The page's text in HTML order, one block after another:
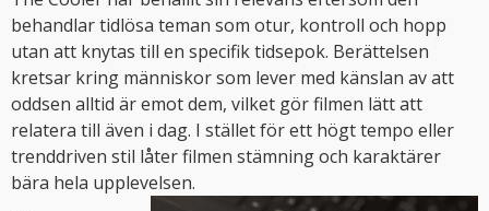
behandlar tidlösa teman som otur, kontroll och hopp
utan att knytas till en specifik tidsepok. Berättelsen
kretsar kring människor som lever med känslan av att
oddsen alltid är emot dem, vilket gör filmen lätt att
relatera till även i dag. I stället för ett högt tempo eller
trenddriven stil låter filmen stämning och karaktärer
bära hela upplevelsen.